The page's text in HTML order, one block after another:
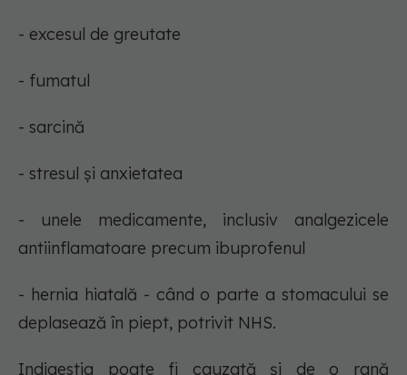
- excesul de greutate
- fumatul
- sarcină
- stresul și anxietatea
- unele medicamente, inclusiv analgezicele
antiinflamatoare precum ibuprofenul
- hernia hiatală - când o parte a stomacului se
deplasează în piept, potrivit NHS.
Indigestia poate fi cauzată și de o rană